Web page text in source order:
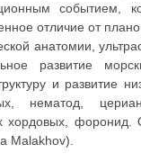
событием,
отличие от
анатомии,
развитие
и развитие
нематод,
хордовых,
Malakhov).